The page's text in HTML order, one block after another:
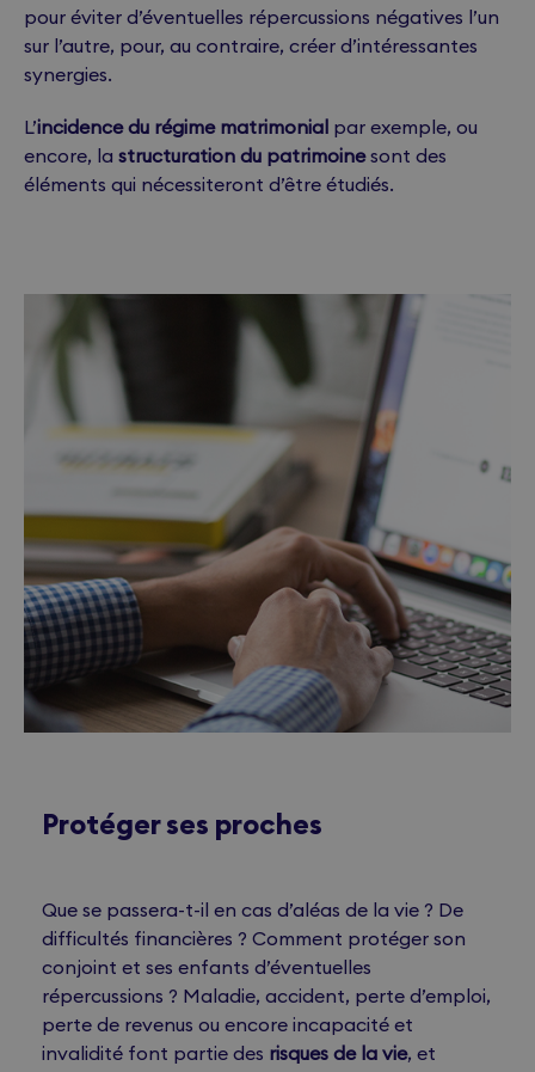
pour éviter d’éventuelles répercussions négatives l’un
sur l’autre, pour, au contraire, créer d’intéressantes
synergies.
L’incidence du régime matrimonial par exemple, ou
encore, la structuration du patrimoinesont des
éléments qui nécessiteront d’être étudiés.
Protéger ses proches
Que se passera-t-il en cas d’aléas de la vie ? De
difficultés financières ? Comment protéger son
conjoint et ses enfants d’éventuelles
répercussions ? Maladie, accident, perte d’emploi,
perte de revenus ou encore incapacité et
invalidité font partie des risques de la vie, et